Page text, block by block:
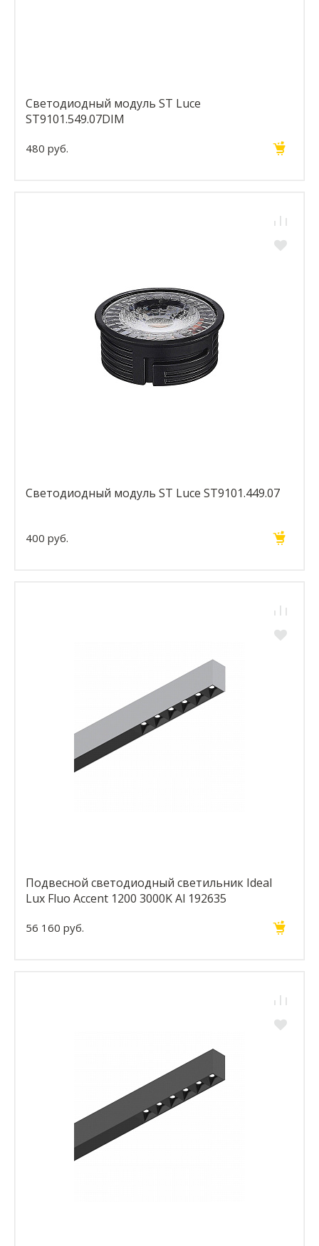
Светодиодный модуль ST Luce
ST9101.549.07DIM
480 руб.
Светодиодный модуль ST Luce ST9101.449.07
400 руб.
Подвесной светодиодный светильник Ideal
Lux Fluo Accent 1200 3000K Al 192635
56 160 руб.